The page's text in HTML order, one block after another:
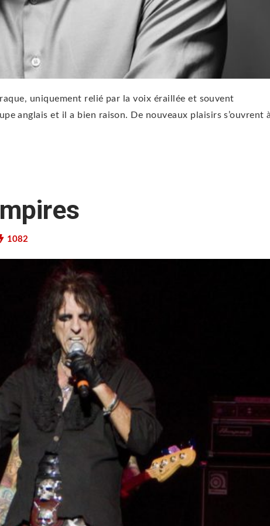
uniquement relié par la voix éraillée et souvent
anglais et il a bien raison. De nouveaux plaisirs s’ouvrent
1082